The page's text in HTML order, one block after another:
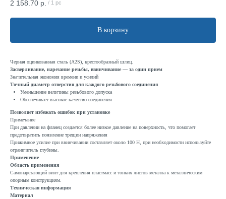
2 158.70 р. / 1 pc
В корзину
Черная оцинкованная сталь (A2S), крестообразный шлиц.
Засверливание, нарезание резьбы, ввинчивание — за один прием
Значительная экономия времени и усилий
Точный диаметр отверстия для каждого резьбового соединения
Уменьшение величины резьбового допуска
Обеспечивает высокое качество соединения
Позволяет избежать ошибок при установке
Примечание
При давлении на фланец создается более низкое давление на поверхность, что помогает
предотвратить появление трещин напряжения
Прижимное усилие при ввинчивании составляет около 100 Н, при необходимости используйте
ограничитель глубины.
Применение
Область применения
Самонарезающий винт для крепления пластмасс и тонких листов металла к металлическим
опорным конструкциям.
Техническая информация
Материал